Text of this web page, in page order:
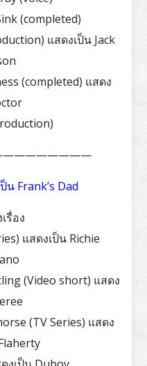
(completed)
แสดงเป็น Jack
(completed) แสดง
น Frank’s Dad
รื่อง
แสดงเป็น Richie
(Video short) แสดง
(TV Series) แสดง